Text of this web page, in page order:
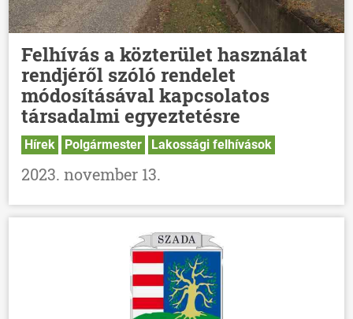
Felhívás a közterület használat
rendjéről szóló rendelet
módosításával kapcsolatos
társadalmi egyeztetésre
Hírek Polgármester Lakossági felhívások
2023. november 13.